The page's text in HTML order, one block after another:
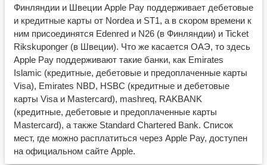
Финляндии и Швеции Apple Pay поддерживает дебетовые
и кредитные карты от Nordea и ST1, а в скором времени к
ним присоединятся Edenred и N26 (в Финляндии) и Ticket
Rikskuponger (в Швеции). Что же касается ОАЭ, то здесь
Apple Pay поддерживают такие банки, как Emirates
Islamic (кредитные, дебетовые и предоплаченные карты
Visa), Emirates NBD, HSBC (кредитные и дебетовые
карты Visa и Mastercard), mashreq, RAKBANK
(кредитные, дебетовые и предоплаченные карты
Mastercard), а также Standard Chartered Bank. Список
мест, где можно расплатиться через Apple Pay, доступен
на официальном сайте Apple.